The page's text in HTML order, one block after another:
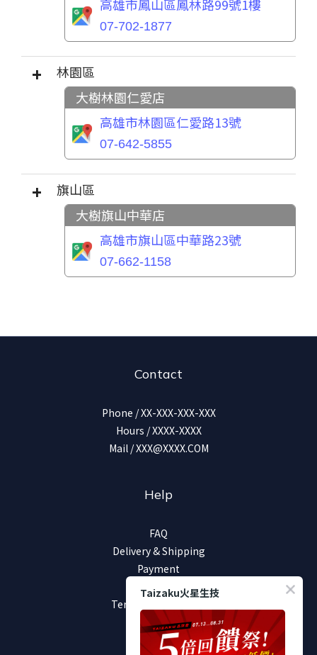
高雄市鳳山區鳳林路99號1樓
07-702-1877
林園區
大樹林園仁愛店
高雄市林園區仁愛路13號
07-642-5855
旗山區
大樹旗山中華店
高雄市旗山區中華路23號
07-662-1158
Contact
Phone / XX-XXX-XXX-XXX
Hours / XXXX-XXXX
Mail / XXX@XXXX.COM
Help
FAQ
Delivery & Shipping
Payment
Return Policy
Terms & Conditions
加入好友
Taizaku火星生技